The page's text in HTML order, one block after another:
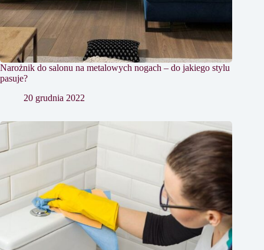
Narożnik do salonu na metalowych nogach – do jakiego stylu
pasuje?
20 grudnia 2022